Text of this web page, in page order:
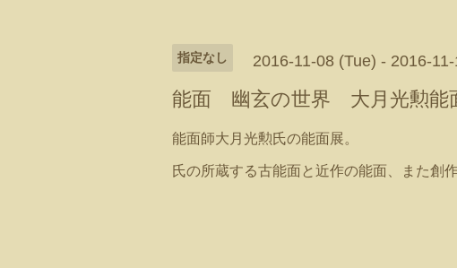
指定なし 2016-11-08 (Tue) - 2016-
能面 幽玄の世界 大月光勲能
能面師大月光勲氏の能面展。
氏の所蔵する古能面と近作の能面、また創